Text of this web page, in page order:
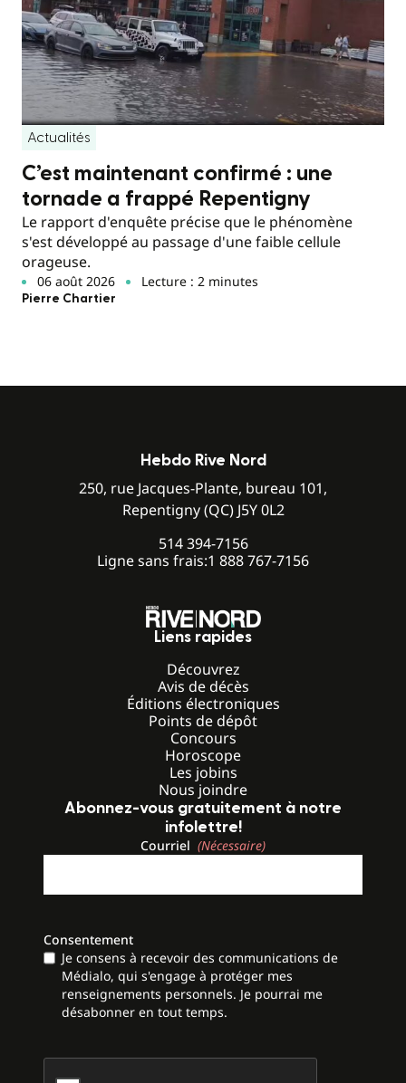
Actualités
C’est maintenant confirmé : une
tornade a frappé Repentigny
Le rapport d'enquête précise que le phénomène
s'est développé au passage d'une faible cellule
orageuse.
06 août 2026 Lecture : 2 minutes
Pierre Chartier
Hebdo Rive Nord
250, rue Jacques-Plante, bureau 101,
Repentigny (QC) J5Y 0L2
514 394-7156
Ligne sans frais:1 888 767-7156
Liens rapides
Découvrez
Avis de décès
Éditions électroniques
Points de dépôt
Concours
Horoscope
Les jobins
Nous joindre
Abonnez-vous gratuitement à notre
infolettre!
Courriel (Nécessaire)
Consentement
Je consens à recevoir des communications de
Médialo, qui s'engage à protéger mes
renseignements personnels. Je pourrai me
désabonner en tout temps.
CAPTCHA